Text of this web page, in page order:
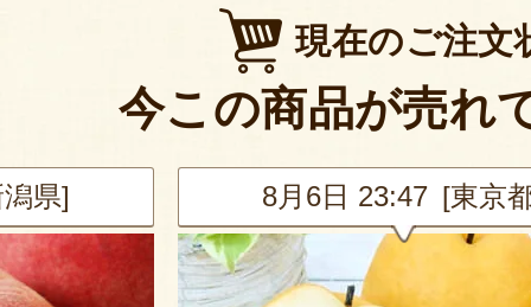
現在のご注文
今この商品が売れ
県] 8月6日 23:47 [東京